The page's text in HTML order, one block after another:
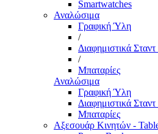
Smartwatches
Αναλώσιμα
Γραφική Ύλη
/
Διαφημιστικά
/
Μπαταρίες
Αναλώσιμα
Γραφική Ύλη
Διαφημιστικά
Μπαταρίες
Αξεσουάρ Κινητών -